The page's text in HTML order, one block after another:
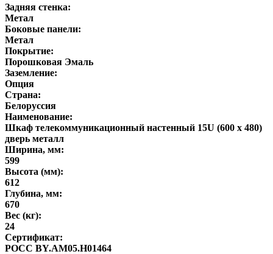
Задняя стенка:
Метал
Боковые панели:
Метал
Покрытие:
Порошковая Эмаль
Заземление:
Опция
Страна:
Белоруссия
Наименование:
Шкаф телекоммуникационный настенный 15U (600 х 480)
дверь металл
Ширина, мм:
599
Высота (мм):
612
Глубина, мм:
670
Вес (кг):
24
Сертификат:
РОСС BY.AM05.H01464